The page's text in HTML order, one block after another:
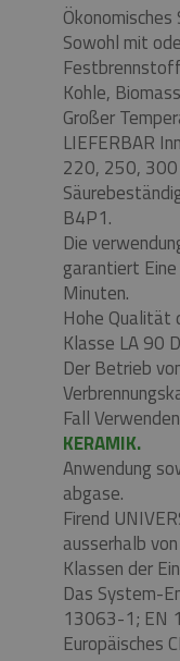
Sowohl mit
Kohle,
Großer
LIEFERBAR
220, 250, 300
B4P1.
Die
garantiert
Minuten.
Hohe
Klasse LA 90
Der Betrieb
Fall
KERAMIK.
Anwendung
abgase.
Firend
ausserhalb
Klassen der
Das System-
13063-1; EN
Europäisches